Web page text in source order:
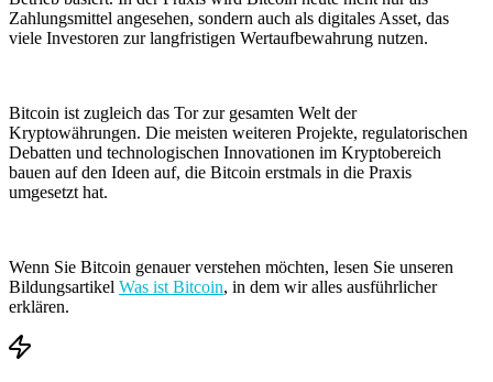
Zahlungsmittel angesehen, sondern auch als digitales Asset, das
viele Investoren zur langfristigen Wertaufbewahrung nutzen.
Bitcoin ist zugleich das Tor zur gesamten Welt der
Kryptowährungen. Die meisten weiteren Projekte, regulatorischen
Debatten und technologischen Innovationen im Kryptobereich
bauen auf den Ideen auf, die Bitcoin erstmals in die Praxis
umgesetzt hat.
Wenn Sie Bitcoin genauer verstehen möchten, lesen Sie unseren
Bildungsartikel Was ist Bitcoin, in dem wir alles ausführlicher
erklären.